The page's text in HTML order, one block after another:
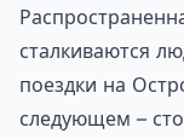
сталкиваются
поездки на
следующем –